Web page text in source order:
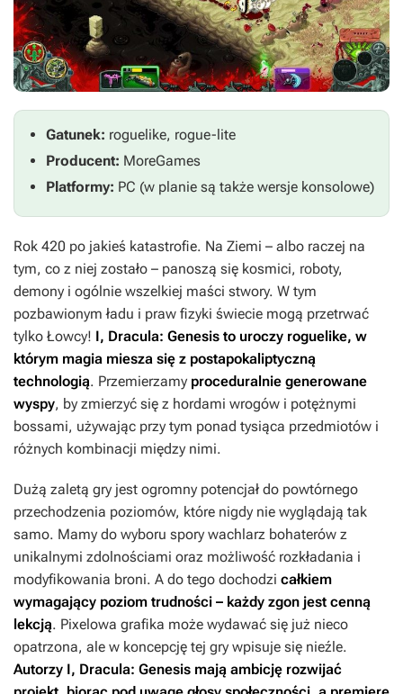
Gatunek: roguelike, rogue-lite
Producent: MoreGames
Platformy: PC (w planie są także wersje konsolowe)
Rok 420 po jakieś katastrofie. Na Ziemi – albo raczej na
tym, co z niej zostało – panoszą się kosmici, roboty,
demony i ogólnie wszelkiej maści stwory. W tym
pozbawionym ładu i praw fizyki świecie mogą przetrwać
tylko Łowcy! I, Dracula: Genesis to uroczy roguelike, w
którym magia miesza się z postapokaliptyczną
technologią. Przemierzamy proceduralnie generowane
wyspy, by zmierzyć się z hordami wrogów i potężnymi
bossami, używając przy tym ponad tysiąca przedmiotów i
różnych kombinacji między nimi.
Dużą zaletą gry jest ogromny potencjał do powtórnego
przechodzenia poziomów, które nigdy nie wyglądają tak
samo. Mamy do wyboru spory wachlarz bohaterów z
unikalnymi zdolnościami oraz możliwość rozkładania i
modyfikowania broni. A do tego dochodzi całkiem
wymagający poziom trudności – każdy zgon jest cenną
lekcją. Pixelowa grafika może wydawać się już nieco
opatrzona, ale w koncepcję tej gry wpisuje się nieźle.
Autorzy I, Dracula: Genesis mają ambicję rozwijać